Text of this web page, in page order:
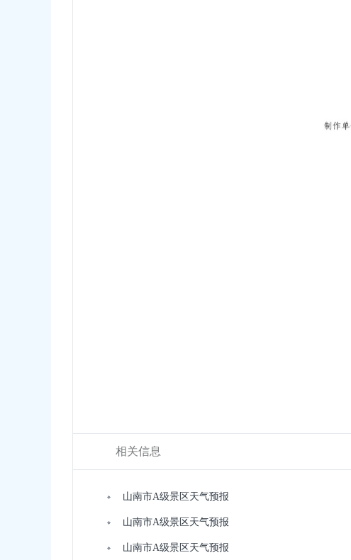
相关信息
山南市A级景区天气预报
山南市A级景区天气预报
山南市A级景区天气预报